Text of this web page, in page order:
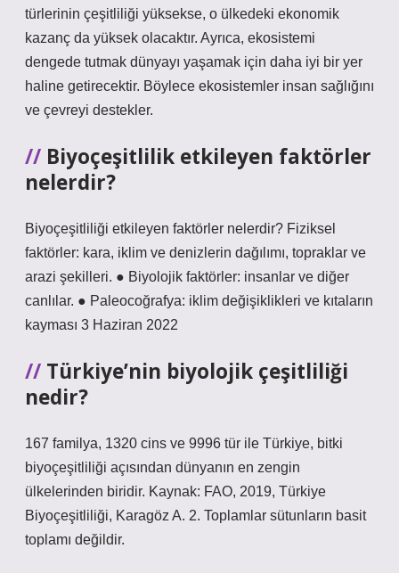
türlerinin çeşitliliği yüksekse, o ülkedeki ekonomik
kazanç da yüksek olacaktır. Ayrıca, ekosistemi
dengede tutmak dünyayı yaşamak için daha iyi bir yer
haline getirecektir. Böylece ekosistemler insan sağlığını
ve çevreyi destekler.
Biyoçeşitlilik etkileyen faktörler
nelerdir?
Biyoçeşitliliği etkileyen faktörler nelerdir? Fiziksel
faktörler: kara, iklim ve denizlerin dağılımı, topraklar ve
arazi şekilleri. ● Biyolojik faktörler: insanlar ve diğer
canlılar. ● Paleocoğrafya: iklim değişiklikleri ve kıtaların
kayması 3 Haziran 2022
Türkiye’nin biyolojik çeşitliliği
nedir?
167 familya, 1320 cins ve 9996 tür ile Türkiye, bitki
biyoçeşitliliği açısından dünyanın en zengin
ülkelerinden biridir. Kaynak: FAO, 2019, Türkiye
Biyoçeşitliliği, Karagöz A. 2. Toplamlar sütunların basit
toplamı değildir.